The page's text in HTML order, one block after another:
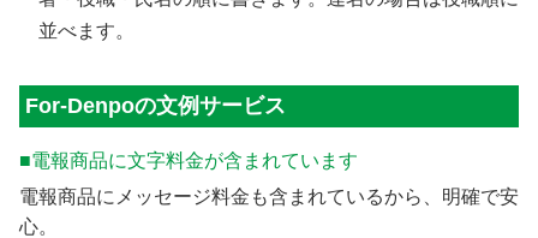
並べます。
For-Denpoの文例サービス
■電報商品に文字料金が含まれています
電報商品にメッセージ料金も含まれているから、明確で安
心。